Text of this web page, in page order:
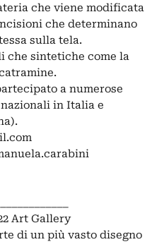
che viene modificata
che determinano
sulla tela.
che sintetiche come la
a numerose
in Italia e
Art Gallery
di un più vasto disegno